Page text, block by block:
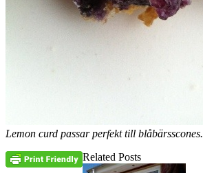
Lemon curd passar perfekt till blåbärsscones.
Related Posts